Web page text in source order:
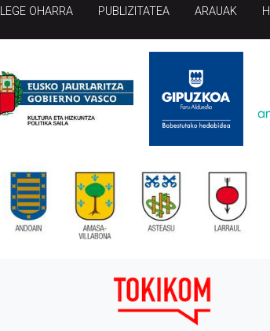
LEGE OHARRA PUBLIZITATEA ARAUAK